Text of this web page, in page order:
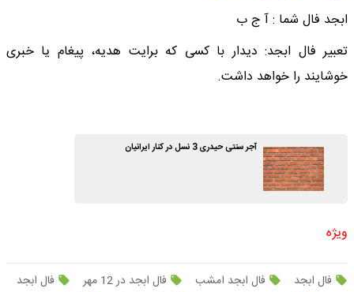
ابجد فال شما : آ ج ب
تعبیر فال ابجد: دیدار با کسی که برایت هدیه، پیغام یا خبری
خوشایند را خواهد داشت‌.
آجر سنتی حیدری 3 نسل در کنار ایرانیان
ویژه
فال ابجد فال ابجد امشب فال ابجد در 12 مهر
فال ابجد